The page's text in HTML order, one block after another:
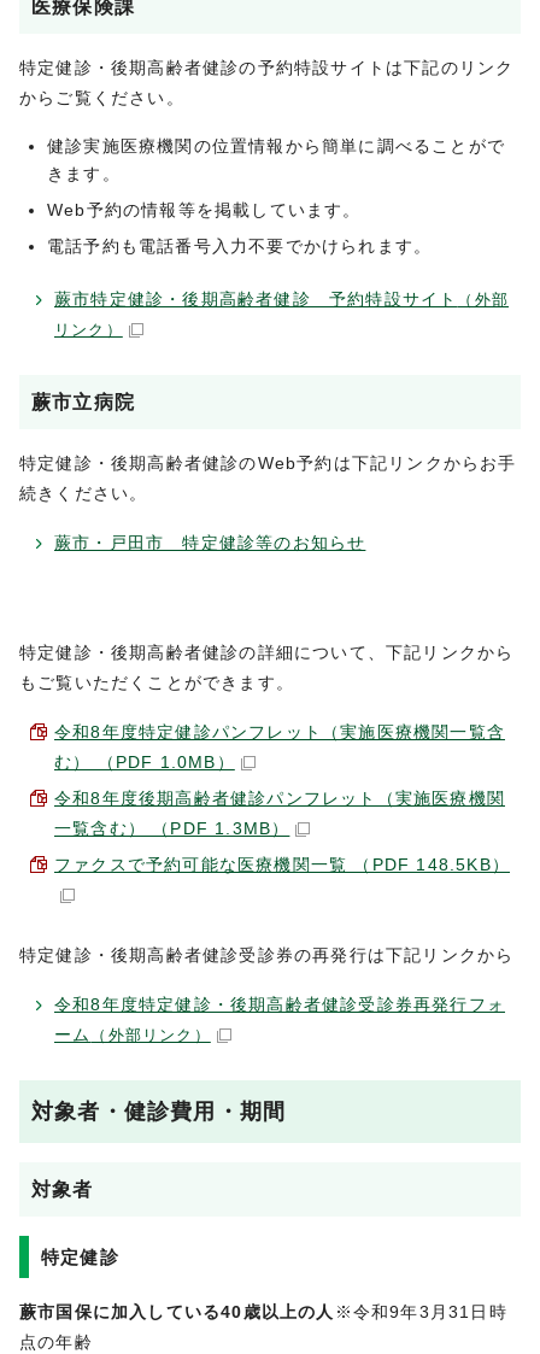
医療保険課
特定健診・後期高齢者健診の予約特設サイトは下記のリンク
からご覧ください。
健診実施医療機関の位置情報から簡単に調べることがで
きます。
Web予約の情報等を掲載しています。
電話予約も電話番号入力不要でかけられます。
蕨市特定健診・後期高齢者健診 予約特設サイト
（外部
リンク）
蕨市立病院
特定健診・後期高齢者健診のWeb予約は下記リンクからお手
続きください。
蕨市・戸田市 特定健診等のお知らせ
特定健診・後期高齢者健診の詳細について、下記リンクから
もご覧いただくことができます。
令和8年度特定健診パンフレット（実施医療機関一覧含
む） （PDF 1.0MB）
令和8年度後期高齢者健診パンフレット（実施医療機関
一覧含む） （PDF 1.3MB）
ファクスで予約可能な医療機関一覧 （PDF 148.5KB）
特定健診・後期高齢者健診受診券の再発行は下記リンクから
令和8年度特定健診・後期高齢者健診受診券再発行フォ
ーム
（外部リンク）
対象者・健診費用・期間
対象者
特定健診
蕨市国保に加入している40歳以上の人 ※令和9年3月31日時
点の年齢